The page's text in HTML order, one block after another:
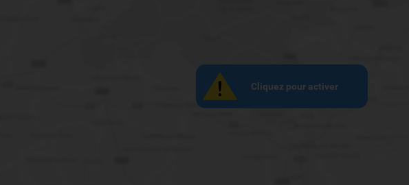
Cliquez pour activer